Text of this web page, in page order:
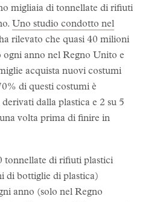
migliaia di tonnellate di rifiuti
Uno studio condotto nel
rilevato che quasi 40 milioni
ogni anno nel Regno Unito e
acquista nuovi costumi
di questi costumi è
dalla plastica e 2 su 5
volta prima di finire in
tonnellate di rifiuti plastici
di bottiglie di plastica)
anno (solo nel Regno